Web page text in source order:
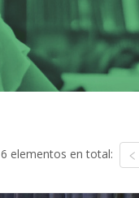
6 elementos en total: